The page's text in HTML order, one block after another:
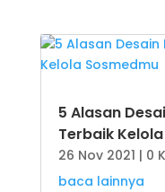
5 Alasan
Terbaik
26 Nov 2021 | 0
baca lainnya